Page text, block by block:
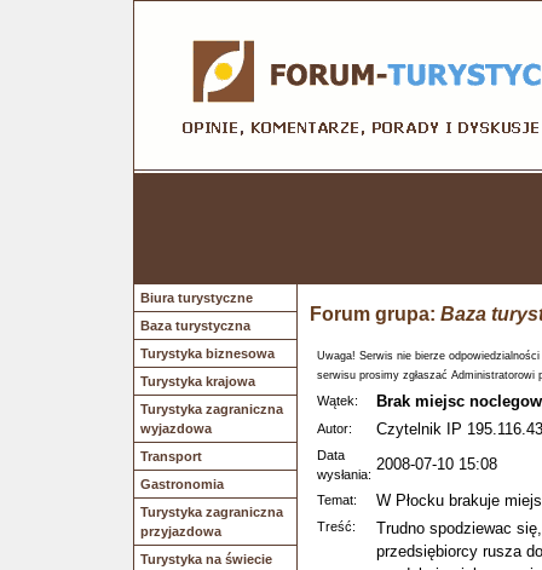
Biura turystyczne
Baza turystyczna
Turystyka biznesowa
Turystyka krajowa
Turystyka zagraniczna
wyjazdowa
Transport
Gastronomia
Turystyka zagraniczna
przyjazdowa
Turystyka na świecie
Forum grupa: Baza
Uwaga! Serwis nie bierze
serwisu prosimy zgłaszać Administratorowi
Wątek: Brak miejsc
Autor: Czytelnik IP
Data
wysłania:
2008-07-10 15:08
Temat: W Płocku brakuje
Treść:
Trudno spodziewac
przedsiębiorcy rusza